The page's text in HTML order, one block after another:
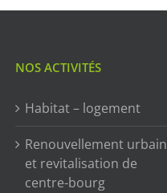
NOS ACTIVITÉS
Habitat – logement
Renouvellement urbain
et revitalisation de
centre-bourg